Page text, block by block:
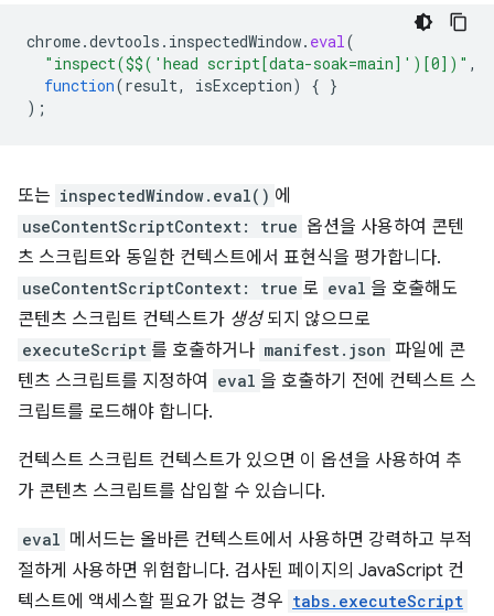
chrome.devtools . inspectedWindow. eval(
"inspect($$('head script[data-soak=main]')[0])" ,
function(result, isException) { }
);
또는 inspectedWindow.eval() 에
useContentScriptContext: true 옵션을 사용하여 콘텐
츠 스크립트와 동일한 컨텍스트에서 표현식을 평가합니다.
useContentScriptContext: true 로 eval 을 호출해도
콘텐츠 스크립트 컨텍스트가 생성되지 않으므로
executeScript 를 호출하거나 manifest.json 파일에 콘
텐츠 스크립트를 지정하여
eval 을 호출하기 전에 컨텍스트 스
크립트를 로드해야 합니다.
컨텍스트 스크립트 컨텍스트가 있으면 이 옵션을 사용하여 추
가 콘텐츠 스크립트를 삽입할 수 있습니다.
eval 메서드는 올바른 컨텍스트에서 사용하면 강력하고 부적
절하게 사용하면 위험합니다. 검사된 페이지의 JavaScript 컨
텍스트에 액세스할 필요가 없는 경우 tabs.executeScript